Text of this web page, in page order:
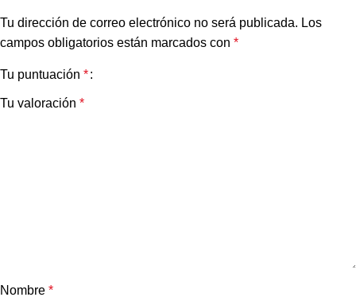
Tu dirección de correo electrónico no será publicada. Los
campos obligatorios están marcados con *
Tu puntuación *
Tu valoración *
Nombre *